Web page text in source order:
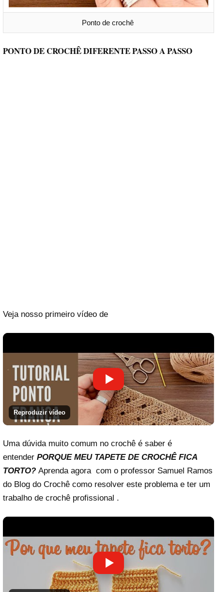
Ponto de crochê
PONTO DE CROCHÊ DIFERENTE PASSO A PASSO
Veja nosso primeiro vídeo de
Reproduzir vídeo
Uma dúvida muito comum no crochê é saber é
entender PORQUE MEU TAPETE DE CROCHÊ FICA
TORTO? Aprenda agora com o professor Samuel Ramos
do Blog do Crochê como resolver este problema e ter um
trabalho de crochê profissional .